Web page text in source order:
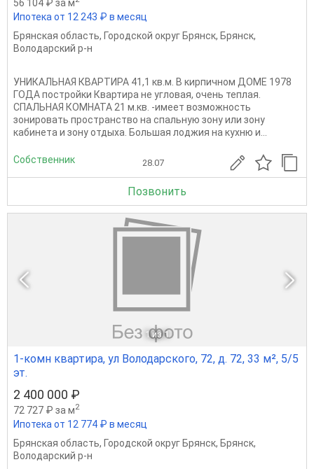
56 104 ₽ за м
Ипотека от 12 243 ₽ в месяц
Брянская область, Городской округ Брянск, Брянск,
Володарский р-н
УНИКАЛЬНАЯ КВАРТИРА 41,1 кв.м. В кирпичном ДОМЕ 1978
ГОДА постройки Квартира не угловая, очень теплая.
СПАЛЬНАЯ КОМНАТА 21 м.кв. -имеет возможность
зонировать пространство на спальную зону или зону
кабинета и зону отдыха. Большая лоджия на кухню и...
Собственник 28.07
Позвонить
1 из 1
1-комн квартира, ул Володарского, 72, д. 72, 33 м², 5/5
эт.
2 400 000 ₽
72 727 ₽ за м2
Ипотека от 12 774 ₽ в месяц
Брянская область, Городской округ Брянск, Брянск,
Володарский р-н